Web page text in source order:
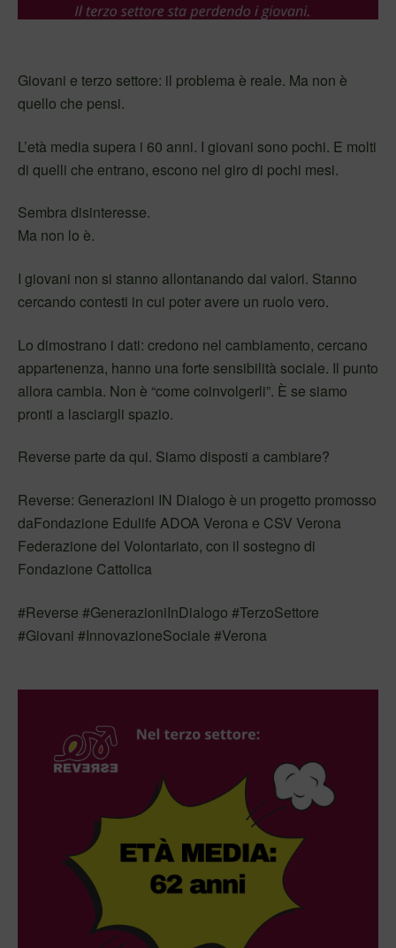
Giovani e terzo settore: il problema è reale. Ma non è
quello che pensi.
L’età media supera i 60 anni. I giovani sono pochi. E molti
di quelli che entrano, escono nel giro di pochi mesi.
Sembra disinteresse.
Ma non lo è.
I giovani non si stanno allontanando dai valori. Stanno
cercando contesti in cui poter avere un ruolo vero.
Lo dimostrano i dati: credono nel cambiamento, cercano
appartenenza, hanno una forte sensibilità sociale. Il punto
allora cambia. Non è “come coinvolgerli”. È se siamo
pronti a lasciargli spazio.
Reverse parte da qui. Siamo disposti a cambiare?
Reverse: Generazioni IN Dialogo è un progetto promosso
daFondazione Edulife ADOA Verona e CSV Verona
Federazione del Volontariato, con il sostegno di
Fondazione Cattolica
#Reverse #GenerazioniInDialogo #TerzoSettore
#Giovani #InnovazioneSociale #Verona